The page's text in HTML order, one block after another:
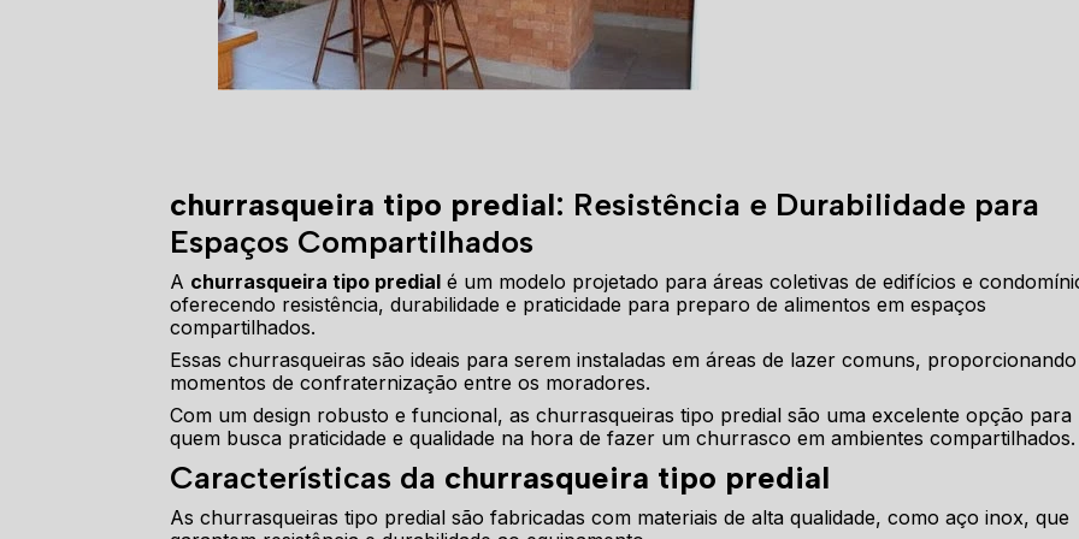
churrasqueira tipo predial: Resistência e Durabilidade para
Espaços Compartilhados
A churrasqueira tipo predial é um modelo projetado para áreas coletivas de edifícios e
oferecendo resistência, durabilidade e praticidade para preparo de alimentos em espaços
compartilhados.
Essas churrasqueiras são ideais para serem instaladas em áreas de lazer comuns, proporcionando
momentos de confraternização entre os moradores.
Com um design robusto e funcional, as churrasqueiras tipo predial são uma excelente opção para
quem busca praticidade e qualidade na hora de fazer um churrasco em ambientes compartilhados.
Características da churrasqueira tipo predial
As churrasqueiras tipo predial são fabricadas com materiais de alta qualidade, como aço inox, que